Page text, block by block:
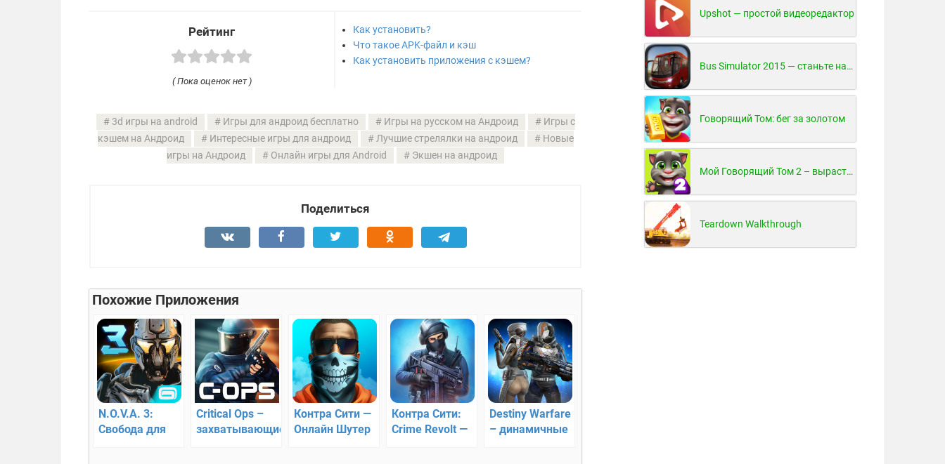
Рейтинг
( Пока оценок нет )
Как установить?
Что такое APK-файл и кэш
Как установить приложения с кэшем?
3d игры на android Игры для андроид бесплатно Игры на русском на Андроид
Игры с
кэшем на Андроид
Интересные игры для андроид Лучшие стрелялки на андроид
Новые
игры на Андроид
Онлайн игры для Android Экшен на андроид
Поделиться
Похожие Приложения
N.O.V.A. 3:
Свобода для
Critical Ops –
захватывающие
Контра Сити —
Онлайн Шутер
Контра Сити:
Crime Revolt —
Destiny Warfare
– динамичные
Upshot — простой видеоредактор
Bus Simulator 2015 — станьте настоящим водителем автобуса!
Говорящий Том: бег за золотом
Мой Говорящий Том 2 – вырасти и воспитай своего котенка
Teardown Walkthrough